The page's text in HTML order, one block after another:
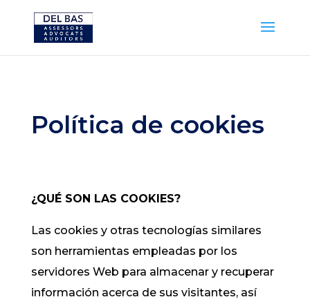
Política de cookies
¿QUÉ SON LAS COOKIES?
Las cookies y otras tecnologías similares
son herramientas empleadas por los
servidores Web para almacenar y recuperar
información acerca de sus visitantes, así